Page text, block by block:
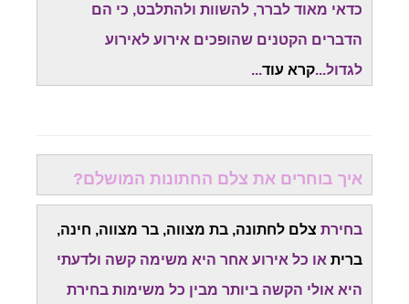
כדאי מאוד לברר, להשוות ולהתלבט, כי הם
הדברים הקטנים שהופכים אירוע לאירוע
לגדול...קרא עוד...
איך בוחרים את צלם החתונות המושלם?
בחירת צלם לחתונה, בת מצווה, בר מצווה, חינה,
ברית או כל אירוע אחר היא משימה קשה ולדעתי
היא אולי הקשה ביותר מבין כל משימות בחירת